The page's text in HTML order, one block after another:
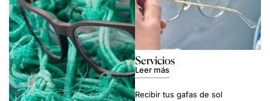
Servicios
Leer más
Recibir tus gafas de sol